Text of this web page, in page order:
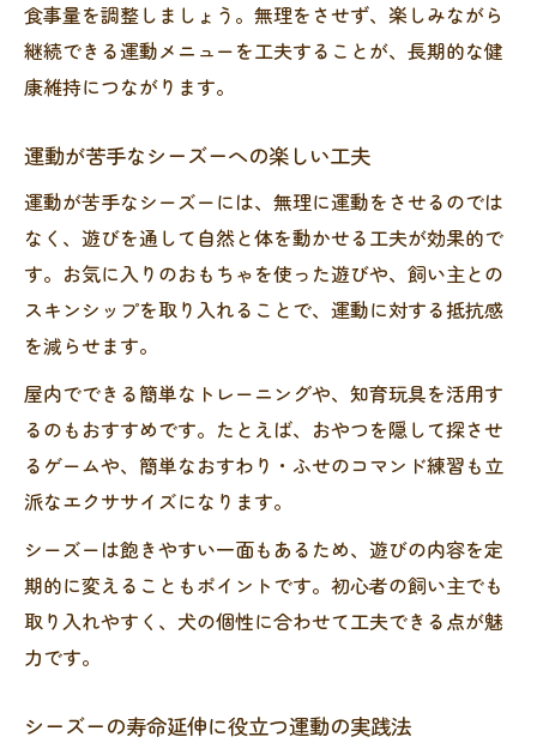
食事量を調整しましょう。無理をさせず、楽しみながら
継続できる運動メニューを工夫することが、長期的な健
康維持につながります。
運動が苦手なシーズーへの楽しい工夫
運動が苦手なシーズーには、無理に運動をさせるのでは
なく、遊びを通して自然と体を動かせる工夫が効果的で
す。お気に入りのおもちゃを使った遊びや、飼い主との
スキンシップを取り入れることで、運動に対する抵抗感
を減らせます。
屋内でできる簡単なトレーニングや、知育玩具を活用す
るのもおすすめです。たとえば、おやつを隠して探させ
るゲームや、簡単なおすわり・ふせのコマンド練習も立
派なエクササイズになります。
シーズーは飽きやすい一面もあるため、遊びの内容を定
期的に変えることもポイントです。初心者の飼い主でも
取り入れやすく、犬の個性に合わせて工夫できる点が魅
力です。
シーズーの寿命延伸に役立つ運動の実践法